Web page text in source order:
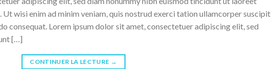
wisi enim ad minim veniam, quis nostrud exerci tation ullamcorper suscipit
consequat. Lorem ipsum dolor sit amet, consectetuer adipiscing elit, sed
[…]
CONTINUER LA LECTURE →